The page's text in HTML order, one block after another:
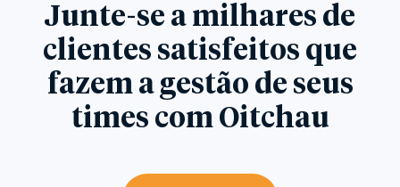
Junte-se a milhares de
clientes satisfeitos que
fazem a gestão de seus
times com Oitchau